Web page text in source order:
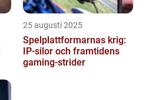
25 augusti 2025
Spelplattformarnas krig:
IP‑silor och framtidens
gaming‑strider